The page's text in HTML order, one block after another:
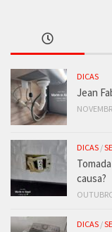
DICAS
Jean
DICAS /
causa?
DICAS /